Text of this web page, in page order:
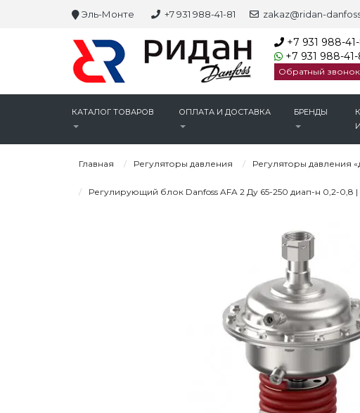
Эль-Монте +7 931 988-41-81 zakaz@ridan-
+7 931 988-41-
+7 931 988-41-
Обратный звонок
КАТАЛОГ ТОВАРОВ ОПЛАТА И ДОСТАВКА БРЕНДЫ
Главная Регуляторы давления Регуляторы давления
Регулирующий блок Danfoss AFA 2 Ду 65-250 диап-н 0,2-0,8 |